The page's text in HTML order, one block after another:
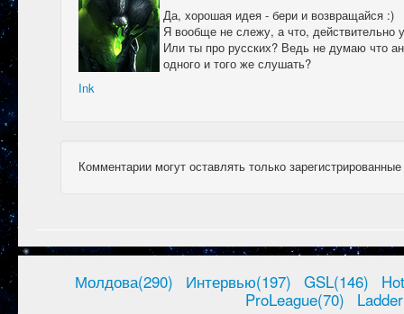
Ink
Да, хорошая идея - бери и возвращайся :)
Я вообще не слежу, а что, действительно
Или ты про русских? Ведь не думаю что
одного и того же слушать?
Комментарии могут оставлять только
Молдова(290) Интервью(197) GSL(146)
ProLeague(70)